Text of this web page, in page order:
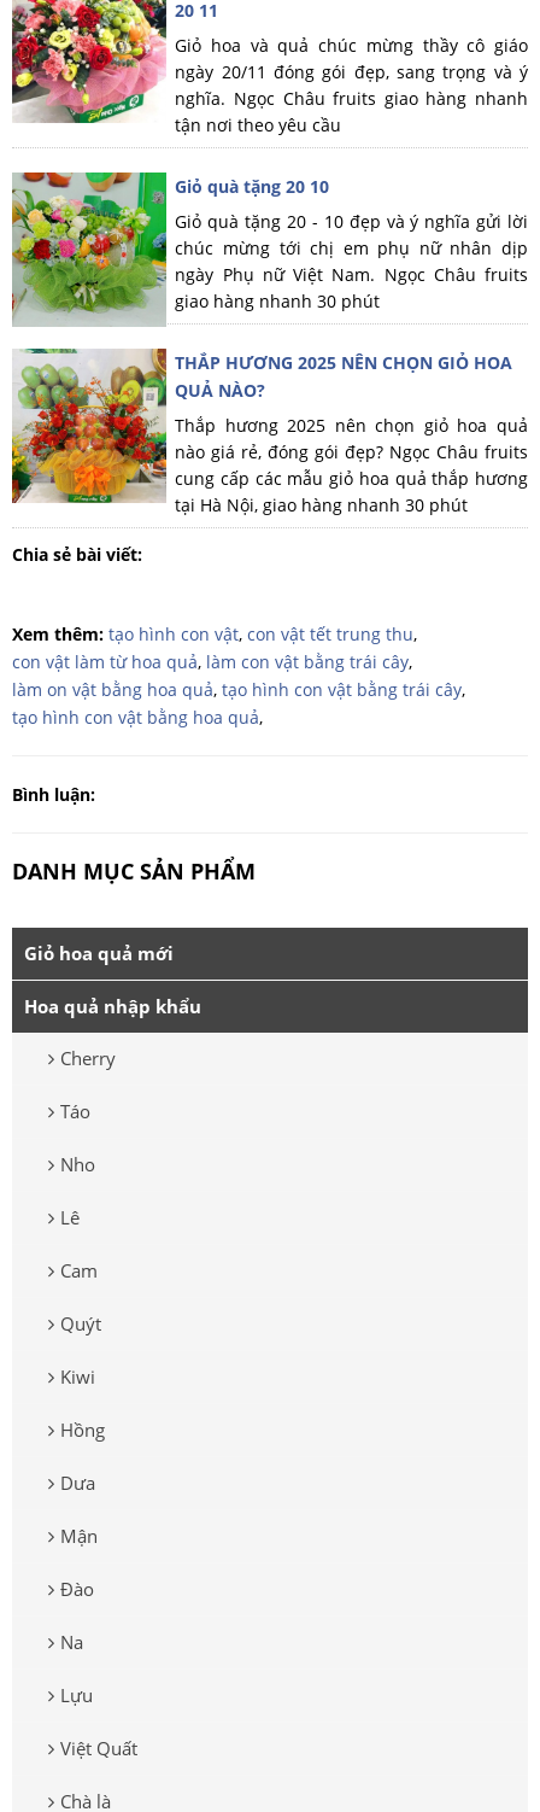
20 11
Giỏ hoa và quả chúc mừng thầy cô giáo
ngày 20/11 đóng gói đẹp, sang trọng và ý
nghĩa. Ngọc Châu fruits giao hàng nhanh
tận nơi theo yêu cầu
Giỏ quà tặng 20 10
Giỏ quà tặng 20 - 10 đẹp và ý nghĩa gửi lời
chúc mừng tới chị em phụ nữ nhân dịp
ngày Phụ nữ Việt Nam. Ngọc Châu fruits
giao hàng nhanh 30 phút
THẮP HƯƠNG 2025 NÊN CHỌN GIỎ HOA
QUẢ NÀO?
Thắp hương 2025 nên chọn giỏ hoa quả
nào giá rẻ, đóng gói đẹp? Ngọc Châu fruits
cung cấp các mẫu giỏ hoa quả thắp hương
tại Hà Nội, giao hàng nhanh 30 phút
Chia sẻ bài viết:
Xem thêm: tạo hình con vật, con vật tết trung thu,
con vật làm từ hoa quả, làm con vật bằng trái cây,
làm on vật bằng hoa quả, tạo hình con vật bằng trái cây,
tạo hình con vật bằng hoa quả,
Bình luận:
DANH MỤC SẢN PHẨM
Giỏ hoa quả mới
Hoa quả nhập khẩu
Cherry
Táo
Nho
Lê
Cam
Quýt
Kiwi
Hồng
Dưa
Mận
Đào
Na
Lựu
Việt Quất
Chà là